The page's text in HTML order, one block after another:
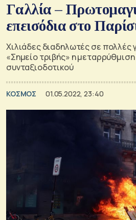
Γαλλία –
επεισόδια στο
Χιλιάδες διαδηλωτές σε πολλές
«Σημείο τριβής» η
συνταξιοδοτικού
ΚΟΣΜΟΣ 01.05.2022, 23:40